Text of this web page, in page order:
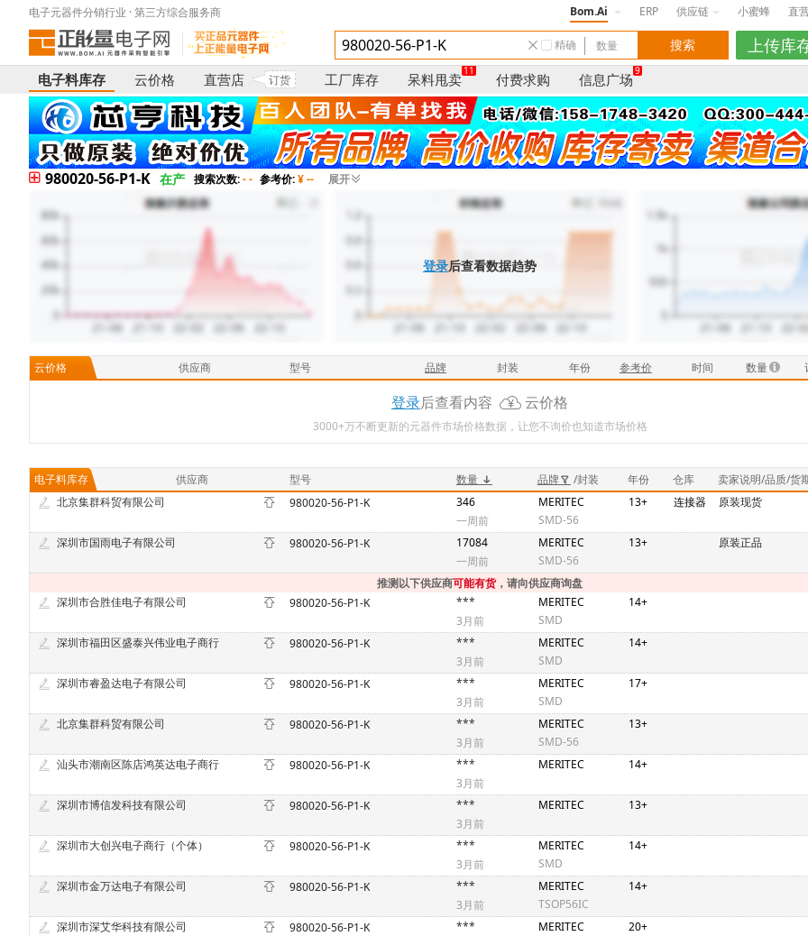
电子元器件分销行业 · 第三方综合服务商 Bom.Ai ERP 供应链 小蜜蜂 直
精确
电子料库存 云价格 直营店 订货 工厂库存 呆料甩卖
11
付费求购 信息广场
9
980020-56-P1-K 在产 搜索次数:- - 参考价:¥ -- 展开
登录后查看数据趋势
云价格 供应商 型号 品牌 封装 年份 参考价 时间 数量
登录后查看内容 云价格
3000+万不断更新的元器件市场价格数据，让您不询价也知道市场价格
电子料库存 供应商 型号 数量 品牌 /封装 年份 仓库
卖家说明/品质/货
北京集群科贸有限公司
980020-56-P1-K
346
一周前
MERITEC
SMD-56
13+ 连接器 原装现货
深圳市国雨电子有限公司 980020-56-P1-K
17084
一周前
MERITEC
SMD-56
13+ 原装正品
推测以下供应商可能有货，请向供应商询盘
深圳市合胜佳电子有限公司
980020-56-P1-K
***
3月前
MERITEC
SMD
14+
深圳市福田区盛泰兴伟业电子商行 980020-56-P1-K
***
3月前
MERITEC
SMD
14+
深圳市睿盈达电子有限公司 980020-56-P1-K
***
3月前
MERITEC
SMD
17+
北京集群科贸有限公司 980020-56-P1-K
***
3月前
MERITEC
SMD-56
13+
汕头市潮南区陈店鸿英达电子商行 980020-56-P1-K
***
3月前
MERITEC 14+
深圳市博信发科技有限公司 980020-56-P1-K
***
3月前
MERITEC 13+
深圳市大创兴电子商行（个体） 980020-56-P1-K
***
3月前
MERITEC
SMD
14+
深圳市金万达电子有限公司 980020-56-P1-K
***
3月前
MERITEC
TSOP56IC
14+
深圳市深艾华科技有限公司 980020-56-P1-K
***
MERITEC 20+